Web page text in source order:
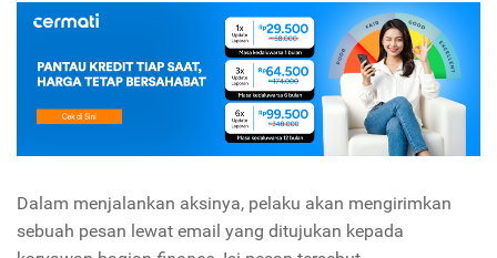
Dalam menjalankan aksinya, pelaku akan mengirimkan
sebuah pesan lewat email yang ditujukan kepada